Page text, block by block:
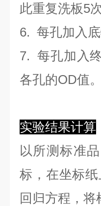
此重复洗板5
6. 每孔加入
7. 每孔加入
各孔的OD值。
实验结果计算
以所测标准
标，在坐标纸
回归方程 ， 将